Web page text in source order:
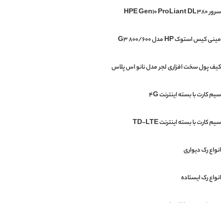
سرور HPE Gen10 ProLiant DL380
مینی‌ کیس استوک HP مدل G3 800/600
کیف پول سخت افزاری لجر مدل نانو اس پلاس
سیم کارت با بسته اینترنت 4G
سیم کارت با بسته اینترنت TD-LTE
انواع رک دیواری
انواع رک ایستاده